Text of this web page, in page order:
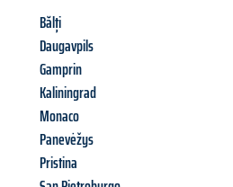
Bălți
Daugavpils
Gamprin
Kaliningrad
Monaco
Panevėžys
Pristina